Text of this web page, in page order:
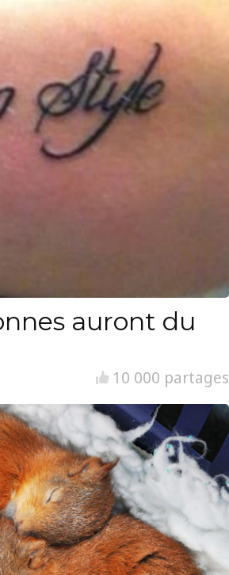
auront du
10 000 partages